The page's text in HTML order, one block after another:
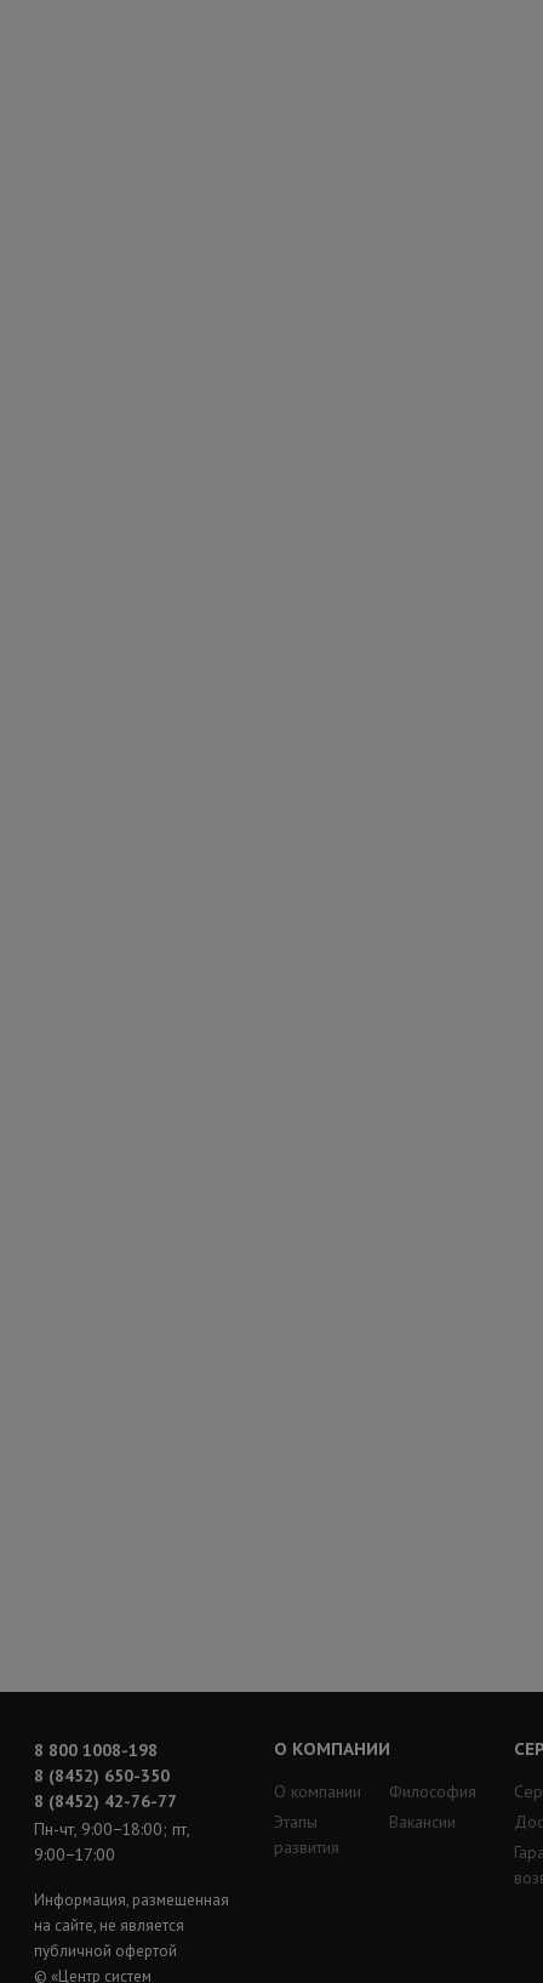
8 800 1008-198
8 (8452) 650-350
8 (8452) 42-76-77
Пн-чт, 9:00−18:00; пт,
9:00−17:00
Информация, размещенная
на сайте, не является
публичной офертой
© «Центр систем
О КОМПАНИИ
О компании
Этапы
развития
Философия
Вакансии